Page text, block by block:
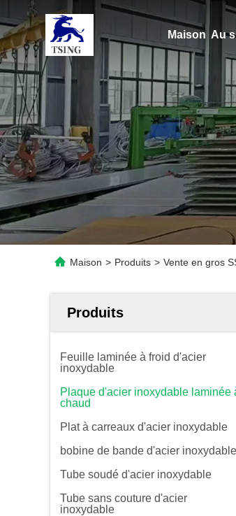
Maison Au
Maison > Produits > Vente en gros
Produits
Feuille laminée à froid d'acier
inoxydable
Plaque d'acier inoxydable laminée
chaud
Plat à carreaux d'acier inoxydable
bobine de bande d'acier inoxydable
Tube soudé d'acier inoxydable
Tube sans couture d'acier
inoxydable